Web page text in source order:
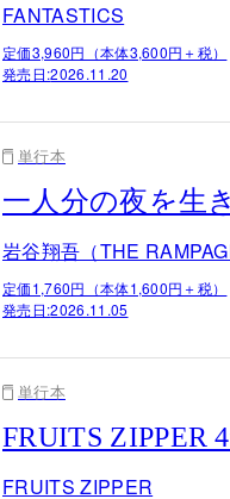
FANTASTICS
定価3,960円（本体3,600円＋税）
発売日:2026.11.20
単行本
一人分の夜を生
岩谷翔吾（THE
定価1,760円（本体1,600円＋税）
発売日:2026.11.05
単行本
FRUITS ZIPPER
FRUITS ZIPPER